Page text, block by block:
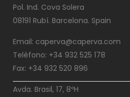
Pol. Ind. Cova Solera
08191 Rubí. Barcelona. Spain
Email: caperva@caperva.com
Teléfono: +34 932 525 178
Fax: +34 932 520 896
Avda. Brasil, 17, 8ºH